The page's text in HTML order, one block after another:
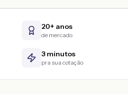
20+ anos
de mercado
3 minutos
pra sua cotação